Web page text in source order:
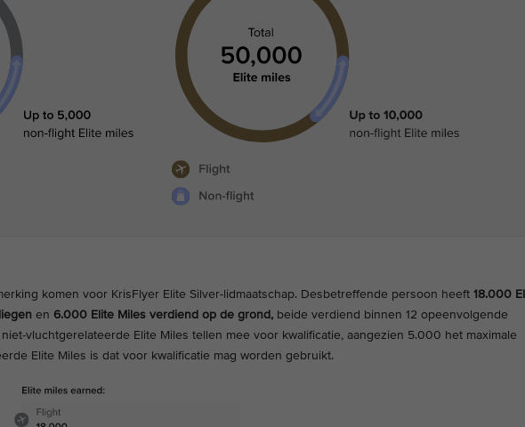
komen voor KrisFlyer Elite Silver-lidmaatschap. Desbetreffende persoon heeft 18.000
en 6.000 Elite Miles verdiend op de grond, beide verdiend binnen 12 opeenvolgende
vluchtgerelateerde Elite Miles tellen mee voor kwalificatie, aangezien 5.000 het maximale
Elite Miles is dat voor kwalificatie mag worden gebruikt.